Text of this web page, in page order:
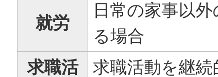
就労
日常の家事以
る場合
求職活
求職活動を継